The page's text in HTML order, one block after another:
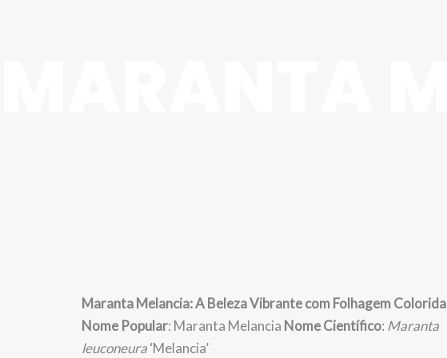
Maranta Melancia: A Beleza Vibrante com Folhagem Colorida
Nome Popular: Maranta Melancia Nome Científico: Maranta
leuconeura‘Melancia’